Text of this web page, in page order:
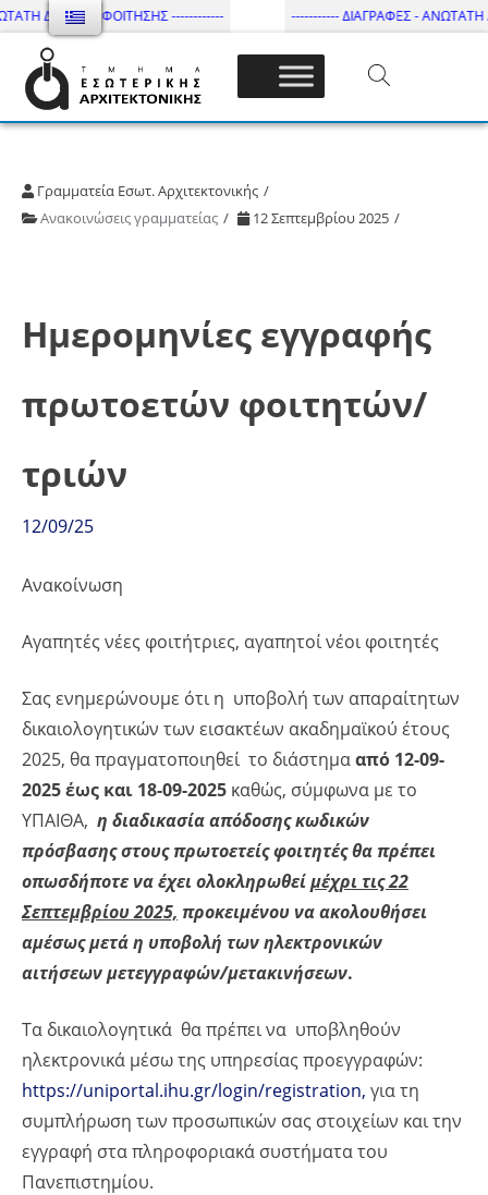
ΔΙΑΡΚΕΙΑ ΦΟΙΤΗΣΗΣ ------------ ----------- ΔΙΑΓΡΑΦΕΣ - ΑΝΩΤΑΤΗ
Τμήμα Εσωτ. Αρχιτεκτονικής – ΔΙ.ΠΑ.Ε
Γραμματεία Εσωτ. Αρχιτεκτονικής
Ανακοινώσεις γραμματείας
12 Σεπτεμβρίου 2025
Ημερομηνίες εγγραφής
πρωτοετών φοιτητών/
τριών
12/09/25
Ανακοίνωση
Αγαπητές νέες φοιτήτριες, αγαπητοί νέοι φοιτητές
Σας ενημερώνουμε ότι η υποβολή των απαραίτητων
δικαιολογητικών των εισακτέων ακαδημαϊκού έτους
2025, θα πραγματοποιηθεί το διάστημααπό 12-09-
2025 έως και 18-09-2025 καθώς, σύμφωνα με το
ΥΠΑΙΘΑ, η διαδικασία απόδοσης κωδικών
πρόσβασης στους πρωτοετείς φοιτητές θα πρέπει
οπωσδήποτε να έχει ολοκληρωθείμέχρι τις 22
Σεπτεμβρίου 2025, προκειμένου να ακολουθήσει
αμέσως μετά η υποβολή των ηλεκτρονικών
αιτήσεων μετεγγραφών/μετακινήσεων.
Τα δικαιολογητικά θα πρέπει να υποβληθούν
ηλεκτρονικά μέσω της υπηρεσίας προεγγραφών:
https://uniportal.ihu.gr/login/registration, για τη
συμπλήρωση των προσωπικών σας στοιχείων και την
εγγραφή στα πληροφοριακά συστήματα του
Πανεπιστημίου.